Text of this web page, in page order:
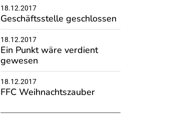
18.12.2017
Geschäftsstelle geschlossen
18.12.2017
Ein Punkt wäre verdient
gewesen
18.12.2017
FFC Weihnachtszauber